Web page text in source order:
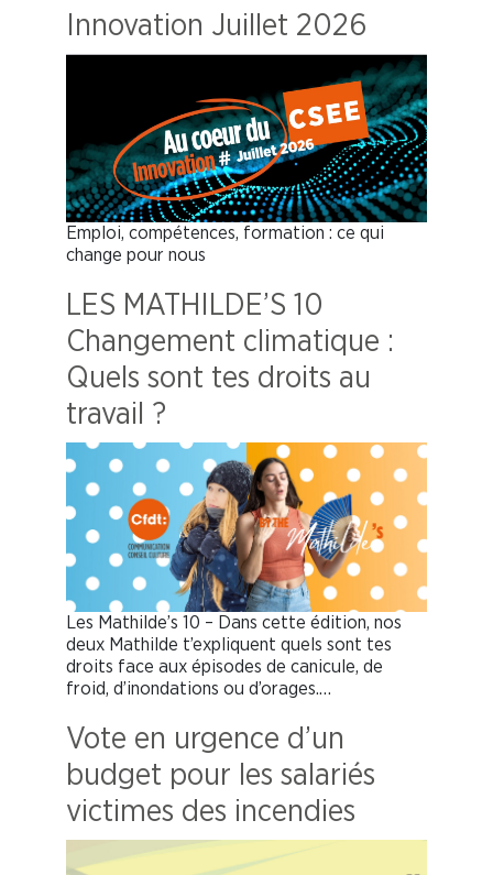
Innovation Juillet 2026
Emploi, compétences, formation : ce qui
change pour nous
LES MATHILDE’S 10
Changement climatique :
Quels sont tes droits au
travail ?
Les Mathilde’s 10 – Dans cette édition, nos
deux Mathilde t’expliquent quels sont tes
droits face aux épisodes de canicule, de
froid, d’inondations ou d’orages.…
Vote en urgence d’un
budget pour les salariés
victimes des incendies